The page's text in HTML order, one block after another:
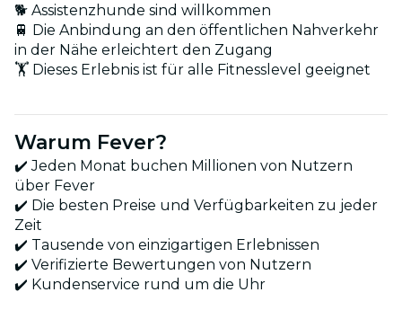
🐕 Assistenzhunde sind willkommen
🚆 Die Anbindung an den öffentlichen Nahverkehr
in der Nähe erleichtert den Zugang
🏋️ Dieses Erlebnis ist für alle Fitnesslevel geeignet
Warum Fever?
✔️ Jeden Monat buchen Millionen von Nutzern
über Fever
✔️ Die besten Preise und Verfügbarkeiten zu jeder
Zeit
✔️ Tausende von einzigartigen Erlebnissen
✔️ Verifizierte Bewertungen von Nutzern
✔️ Kundenservice rund um die Uhr